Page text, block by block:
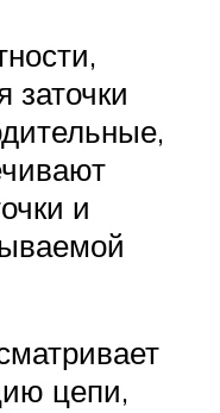
заточки
и
цепи,